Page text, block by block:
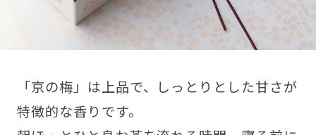
「京の梅」は上品で、しっとりとした甘さが
特徴的な香りです。